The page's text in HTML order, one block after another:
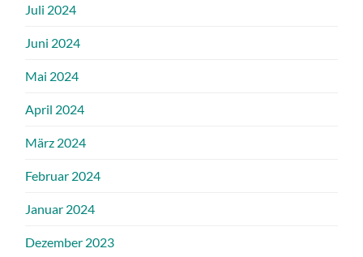
Juli 2024
Juni 2024
Mai 2024
April 2024
März 2024
Februar 2024
Januar 2024
Dezember 2023